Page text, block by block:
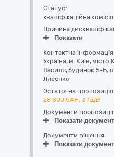
Статус:
кваліфікаційна
Причина
Показати
Контактна інформація:
Україна, м. Київ, місто
Василя, будинок 5-Б,
Лисенко
Остаточна пропозиція:
28 800 UAH, з ПДВ
Документи пропозиції:
Показати
Документи рішення:
Показати